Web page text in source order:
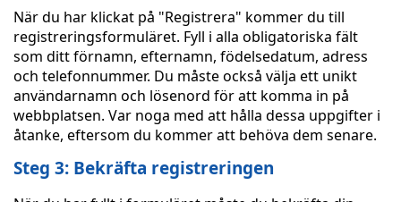
När du har klickat på "Registrera" kommer du till
registreringsformuläret. Fyll i alla obligatoriska fält
som ditt förnamn, efternamn, födelsedatum, adress
och telefonnummer. Du måste också välja ett unikt
användarnamn och lösenord för att komma in på
webbplatsen. Var noga med att hålla dessa uppgifter i
åtanke, eftersom du kommer att behöva dem senare.
Steg 3: Bekräfta registreringen